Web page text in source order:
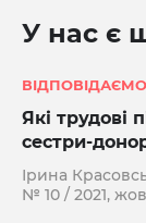
У нас є
Які трудові
сестри-
Ірина
№ 10 / 2021,